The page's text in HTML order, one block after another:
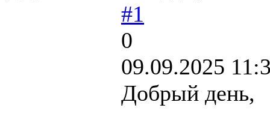
#1
0
09.09.2025
Добрый день,